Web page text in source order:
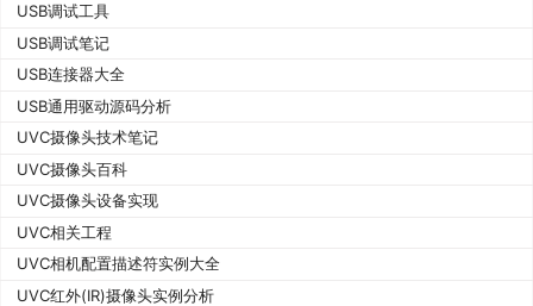
USB调试工具
USB调试笔记
USB连接器大全
USB通用驱动源码分析
UVC摄像头技术笔记
UVC摄像头百科
UVC摄像头设备实现
UVC相关工程
UVC相机配置描述符实例大全
UVC红外(IR)摄像头实例分析